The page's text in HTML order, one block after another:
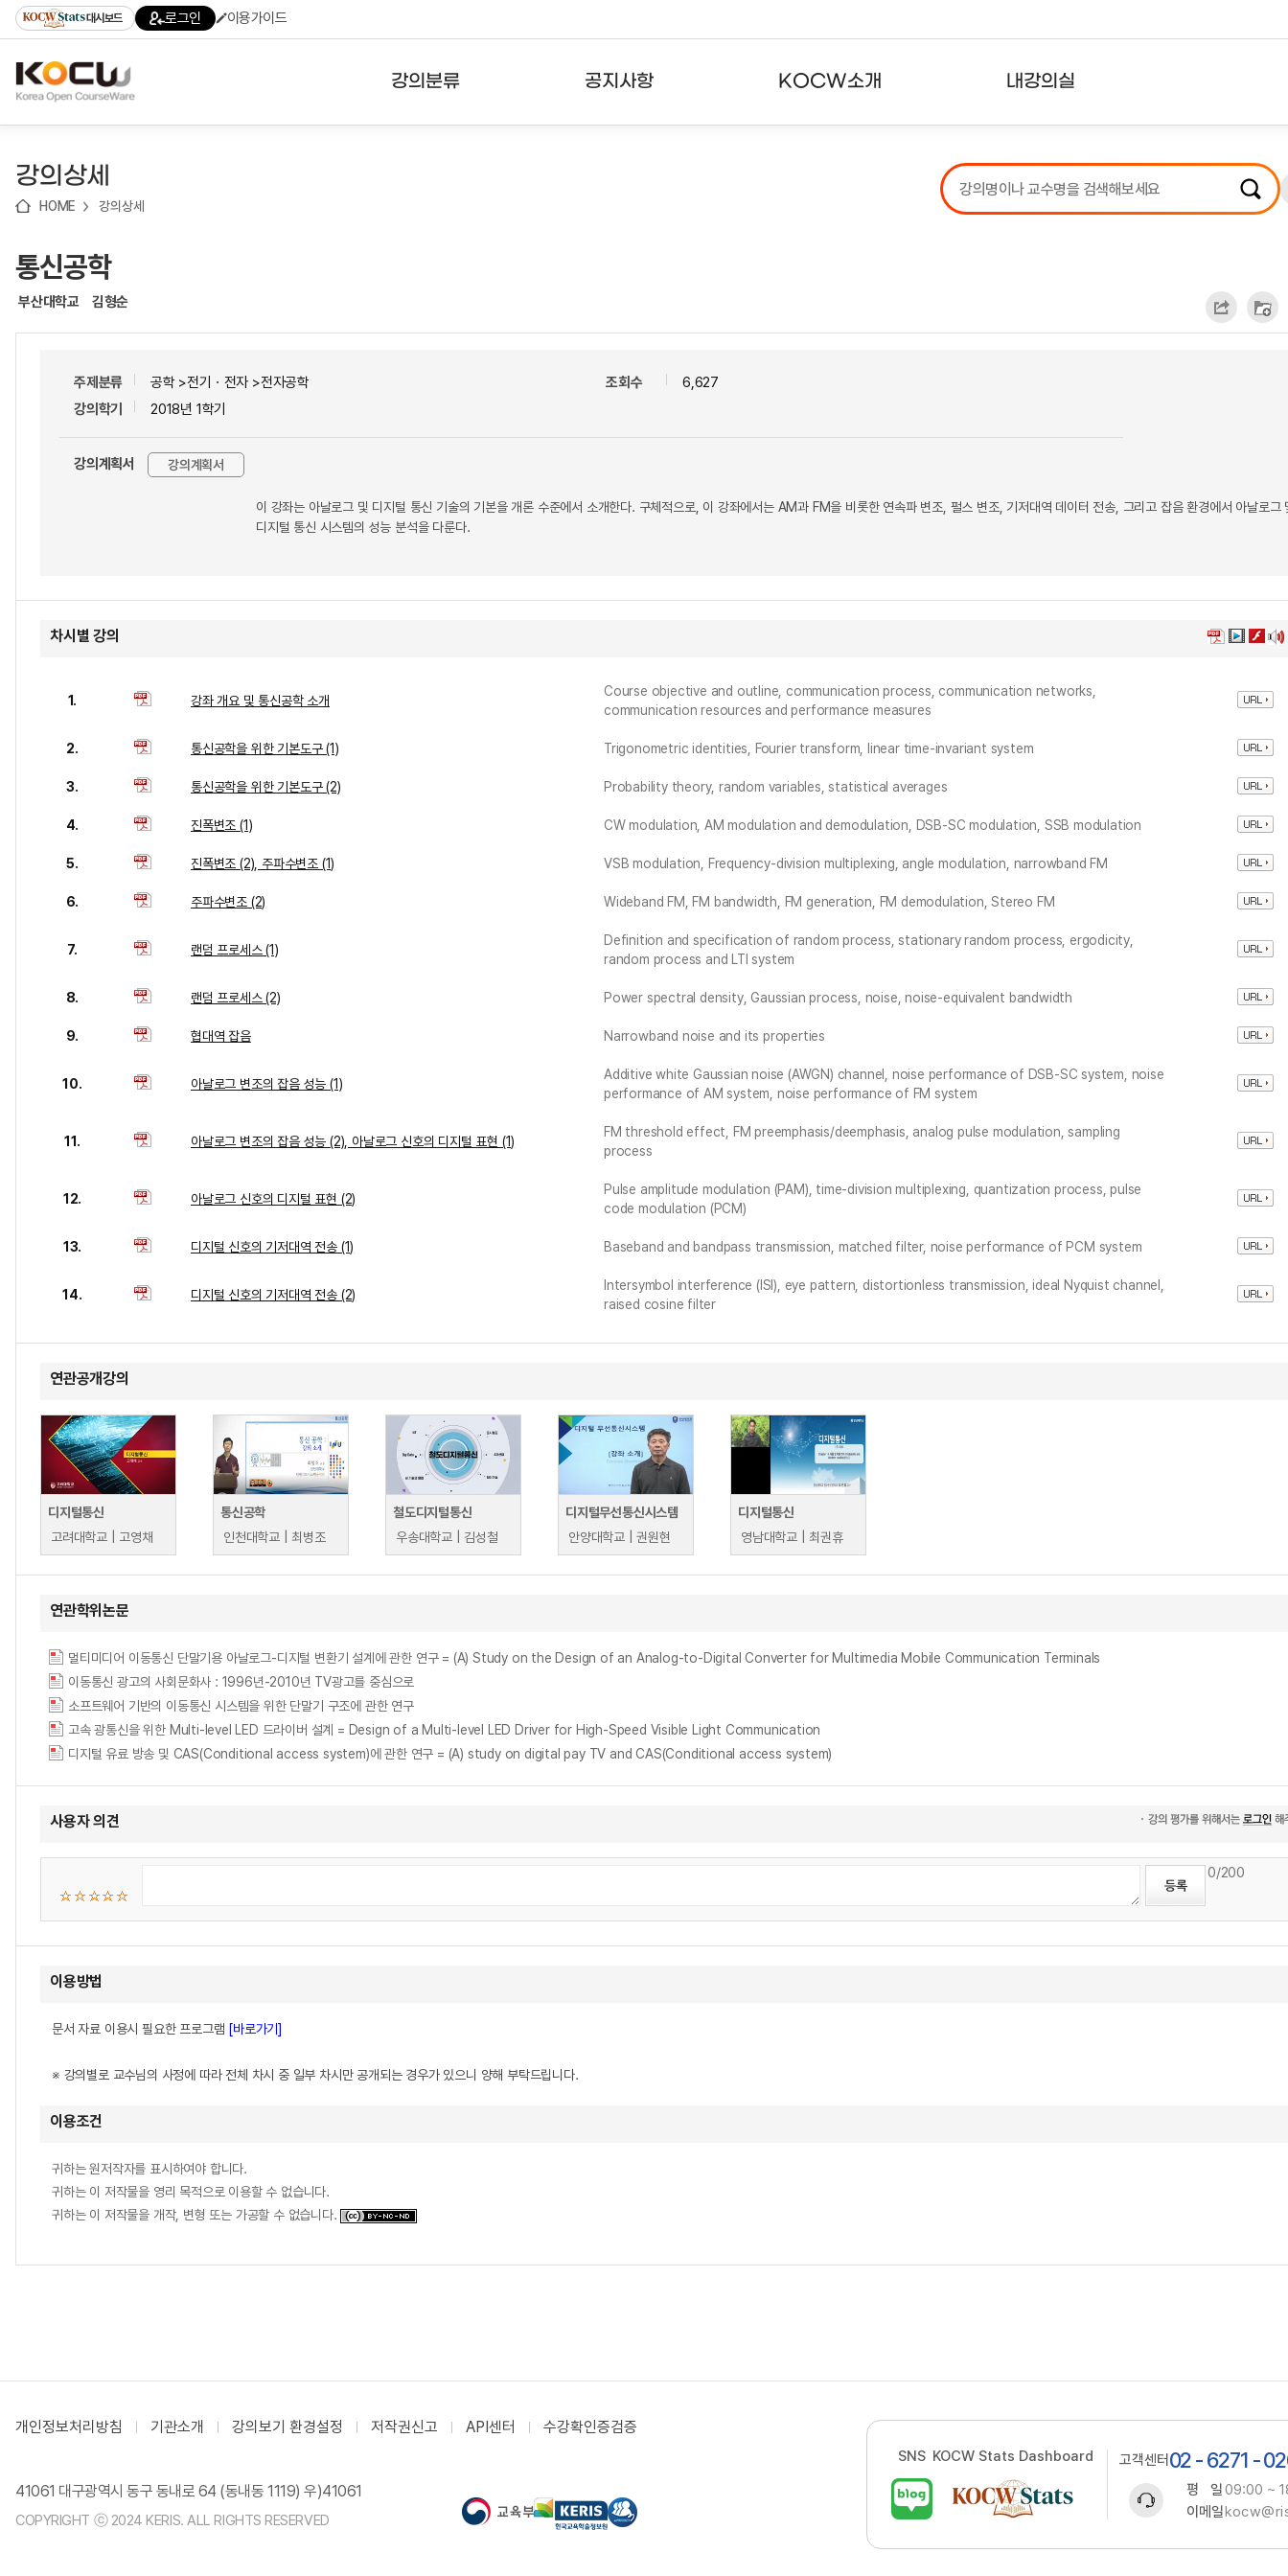
기
기
기
content)
가
대시보드 로그인 이용가이드
강의분류 공지사항 KOCW소개 내강의실
강의리스트
수강확인증강의
강의상세
HOME 강의상세
통신공학
부산대학교 김형순
주제분류
공학 >전기ㆍ전자 >전자공학
강의학기
2018년 1학기
조회수 6,627
강의계획서 강의계획서
이 강좌는 아날로그 및 디지털 통신 기술의 기본을 개론 수준에서 소개한다. 구체적으로, 이 강좌에서는 AM과 FM을 비롯한 연속파 변조, 펄스 변조, 기저대역 데이터 전송, 그리고 잡음 환경에서 아날로그
디지털 통신 시스템의 성능 분석을 다룬다.
차시별 강의
1. 강좌 개요 및 통신공학 소개
Course objective and outline, communication process, communication networks,
communication resources and performance measures
2. 통신공학을 위한 기본도구 (1) Trigonometric identities, Fourier transform, linear time-invariant system
3. 통신공학을 위한 기본도구 (2) Probability theory, random variables, statistical averages
4. 진폭변조 (1) CW modulation, AM modulation and demodulation, DSB-SC modulation, SSB modulation
5. 진폭변조 (2), 주파수변조 (1) VSB modulation, Frequency-division multiplexing, angle modulation, narrowband FM
6. 주파수변조 (2) Wideband FM, FM bandwidth, FM generation, FM demodulation, Stereo FM
7. 랜덤 프로세스 (1)
Definition and specification of random process, stationary random process, ergodicity,
random process and LTI system
8. 랜덤 프로세스 (2) Power spectral density, Gaussian process, noise, noise-equivalent bandwidth
9. 협대역 잡음 Narrowband noise and its properties
10. 아날로그 변조의 잡음 성능 (1)
Additive white Gaussian noise (AWGN) channel, noise performance of DSB-SC system, noise
performance of AM system, noise performance of FM system
11. 아날로그 변조의 잡음 성능 (2), 아날로그 신호의 디지털 표현 (1)
FM threshold effect, FM preemphasis/deemphasis, analog pulse modulation, sampling
process
12. 아날로그 신호의 디지털 표현 (2)
Pulse amplitude modulation (PAM), time-division multiplexing, quantization process, pulse
code modulation (PCM)
13. 디지털 신호의 기저대역 전송 (1) Baseband and bandpass transmission, matched filter, noise performance of PCM system
14. 디지털 신호의 기저대역 전송 (2)
Intersymbol interference (ISI), eye pattern, distortionless transmission, ideal Nyquist channel,
raised cosine filter
연관공개강의
디지털통신
고려대학교 | 고영채
통신공학
인천대학교 | 최병조
철도디지털통신
우송대학교 | 김성철
디지털무선통신시스템
안양대학교 | 권원현
디지털통신
영남대학교 | 최권휴
연관학위논문
멀티미디어 이동통신 단말기용 아날로그-디지털 변환기 설계에 관한 연구 = (A) Study on the Design of an Analog-to-Digital Converter for Multimedia Mobile Communication Terminals
이동통신 광고의 사회문화사 : 1996년-2010년 TV광고를 중심으로
소프트웨어 기반의 이동통신 시스템을 위한 단말기 구조에 관한 연구
고속 광통신을 위한 Multi-level LED 드라이버 설계 = Design of a Multi-level LED Driver for High-Speed Visible Light Communication
디지털 유료 방송 및 CAS(Conditional access system)에 관한 연구 = (A) study on digital pay TV and CAS(Conditional access system)
사용자 의견
0/200
이용방법
문서 자료 이용시 필요한 프로그램 [바로가기]
※ 강의별로 교수님의 사정에 따라 전체 차시 중 일부 차시만 공개되는 경우가 있으니 양해 부탁드립니다.
이용조건
귀하는 원저작자를 표시하여야 합니다.
귀하는 이 저작물을 영리 목적으로 이용할 수 없습니다.
귀하는 이 저작물을 개작, 변형 또는 가공할 수 없습니다.
개인정보처리방침 기관소개 강의보기 환경설정 저작권신고 API센터 수강확인증검증
41061 대구광역시 동구 동내로 64 (동내동 1119) 우)41061
COPYRIGHT ⓒ 2024 KERIS. ALL RIGHTS RESERVED
SNS KOCW Stats Dashboard 고객센터 02 - 6271 -
평 일09:00 ~
이메일